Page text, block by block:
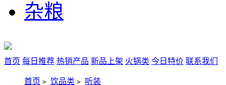
杂粮
首页 每日推荐 热销产品 新品上架 火锅类 今日特价 联系我们
首页 > 饮品类 > 听装